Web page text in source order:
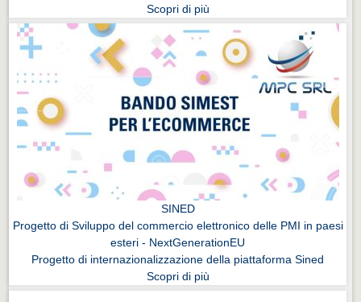
Scopri di più
SINED
Progetto di Sviluppo del commercio elettronico delle PMI in paesi
esteri - NextGenerationEU
Progetto di internazionalizzazione della piattaforma Sined
Scopri di più